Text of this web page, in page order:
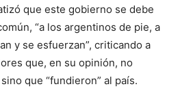
que este gobierno se debe
“a los argentinos de pie, a
y se esfuerzan”, criticando a
que, en su opinión, no
que “fundieron” al país.